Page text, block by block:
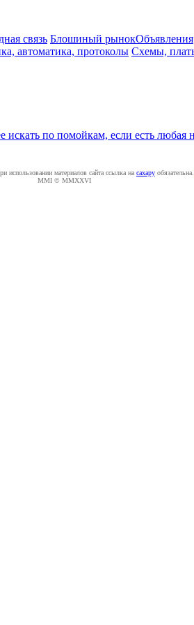
связь Блошиный рынокОбъявления
автоматика, протоколы Схемы,
искать по помойкам, если есть любая
использовании материалов сайта ссылка на caxapу обязательна.
MMI © MMXXVI